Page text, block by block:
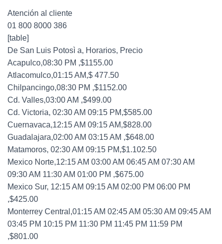
Atención al cliente
01 800 8000 386
[table]
De San Luis Potosì a, Horarios, Precio
Acapulco,08:30 PM ,$1155.00
Atlacomulco,01:15 AM,$ 477.50
Chilpancingo,08:30 PM ,$1152.00
Cd. Valles,03:00 AM ,$499.00
Cd. Victoria, 02:30 AM 09:15 PM,$585.00
Cuernavaca,12:15 AM 09:15 AM,$828.00
Guadalajara,02:00 AM 03:15 AM ,$648.00
Matamoros, 02:30 AM 09:15 PM,$1.102.50
Mexico Norte,12:15 AM 03:00 AM 06:45 AM 07:30 AM
09:30 AM 11:30 AM 01:00 PM ,$675.00
Mexico Sur, 12:15 AM 09:15 AM 02:00 PM 06:00 PM
,$425.00
Monterrey Central,01:15 AM 02:45 AM 05:30 AM 09:45 AM
03:45 PM 10:15 PM 11:30 PM 11:45 PM 11:59 PM
,$801.00